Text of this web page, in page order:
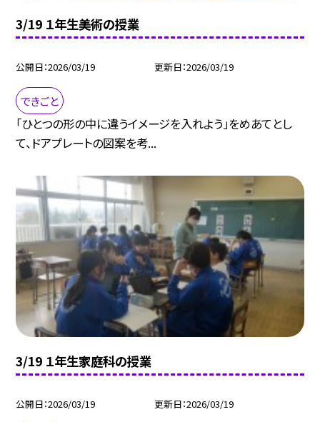
3/19 １年生美術の授業
公開日 2026/03/19 更新日 2026/03/19
できごと
「ひとつの形の中に違うイメージを入れよう」をめあてとし
て、ドアプレートの図案を考...
3/19 １年生家庭科の授業
公開日 2026/03/19 更新日 2026/03/19